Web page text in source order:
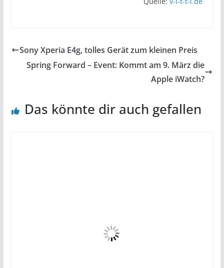
Sony Xperia E4g, tolles Gerät zum kleinen Preis
Spring Forward – Event: Kommt am 9. März die
Apple iWatch?
Das könnte dir auch gefallen